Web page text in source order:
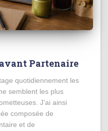
Partenaire
quotidiennement les
semblent les plus
J’ai ainsi
composée de
et de